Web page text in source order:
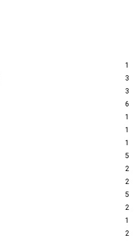
1
3
3
6
1
1
1
5
2
2
5
2
1
2